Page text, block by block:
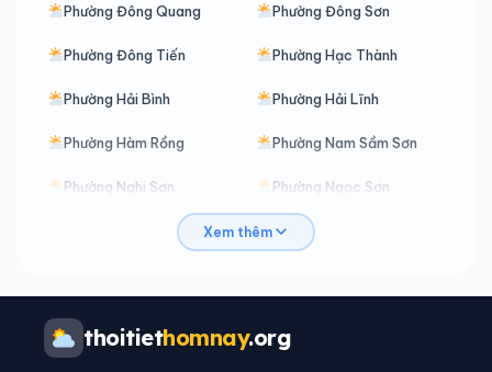
Phường Đông Quang Phường Đông Sơn
Phường Đông Tiến Phường Hạc Thành
Phường Hải Bình Phường Hải Lĩnh
Phường Hàm Rồng Phường Nam Sầm Sơn
Phường Nghi Sơn Phường Ngọc Sơn
Phường Nguyệt Viên Phường Quảng Phú
Phường Tân Dân
Xã An Nông
Xem thêm
thoitiethomnay.org